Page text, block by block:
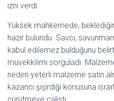
izni verdi.
Yüksek mahkemede,
hazır bulundu. Savcı,
kabul edilemez bulduğunu
müvekkilimi sorguladı.
neden yeterli malzeme satın
kazancı şişirdiği konusuna